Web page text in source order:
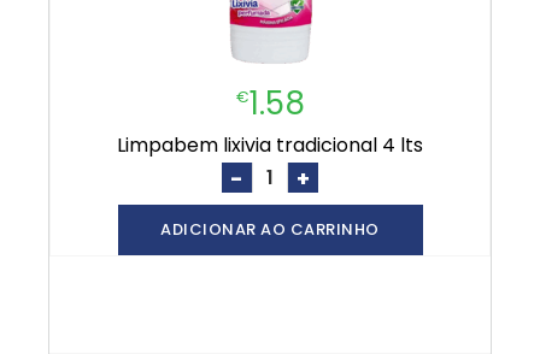
€1.58
limpabem lixivia tradicional 4 lts
- +
ADICIONAR AO CARRINHO